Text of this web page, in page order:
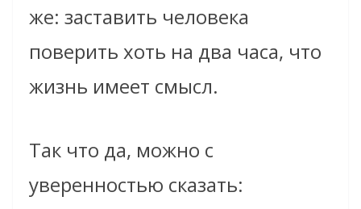
же: заставить человека
поверить хоть на два часа, что
жизнь имеет смысл.
Так что да, можно с
уверенностью сказать: